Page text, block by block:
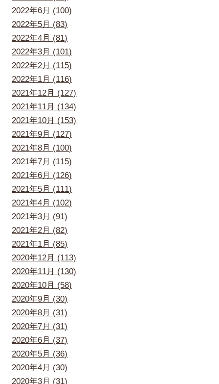
2022年6月 (100)
2022年5月 (83)
2022年4月 (81)
2022年3月 (101)
2022年2月 (115)
2022年1月 (116)
2021年12月 (127)
2021年11月 (134)
2021年10月 (153)
2021年9月 (127)
2021年8月 (100)
2021年7月 (115)
2021年6月 (126)
2021年5月 (111)
2021年4月 (102)
2021年3月 (91)
2021年2月 (82)
2021年1月 (85)
2020年12月 (113)
2020年11月 (130)
2020年10月 (58)
2020年9月 (30)
2020年8月 (31)
2020年7月 (31)
2020年6月 (37)
2020年5月 (36)
2020年4月 (30)
2020年3月 (31)